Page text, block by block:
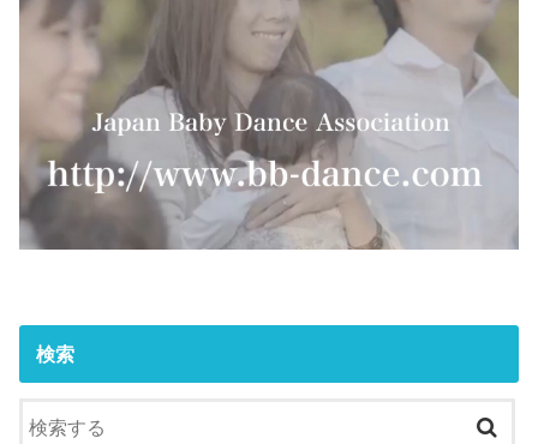
検索